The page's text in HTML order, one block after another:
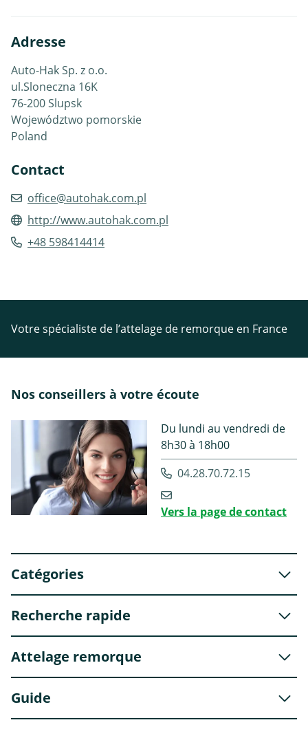
Adresse
Auto-Hak Sp. z o.o.
ul.Sloneczna 16K
76-200 Slupsk
Województwo pomorskie
Poland
Contact
office@autohak.com.pl
http://www.autohak.com.pl
+48 598414414
Votre spécialiste de l’attelage de remorque en France
Nos conseillers à votre écoute
Du lundi au vendredi de
8h30 à 18h00
04.28.70.72.15
Vers la page de contact
Catégories
Recherche rapide
Attelage remorque
Guide